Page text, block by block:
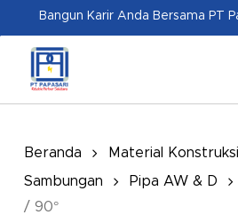
content
Bangun Karir Anda Bersama PT
Beranda Material Konstruksi
Sambungan
Pipa AW & D
/ 90°